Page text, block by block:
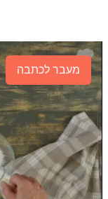
מעבר לכתבה